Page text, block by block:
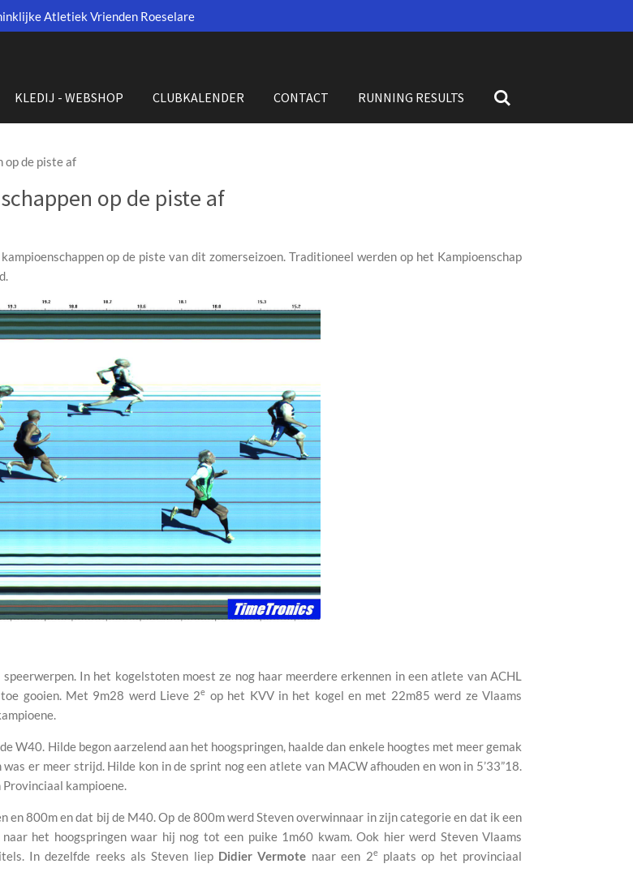
Atletiek Vrienden Roeselare
KLEDIJ - WEBSHOP CLUBKALENDER CONTACT RUNNING RESULTS
op de piste af
op de piste af
op de piste van dit zomerseizoen. Traditioneel werden op het Kampioenschap
In het kogelstoten moest ze nog haar meerdere erkennen in een atlete van ACHL
gooien. Met 9m28 werd Lieve 2e op het KVV in het kogel en met 22m85 werd ze Vlaams
W40. Hilde begon aarzelend aan het hoogspringen, haalde dan enkele hoogtes met meer gemak
er meer strijd. Hilde kon in de sprint nog een atlete van MACW afhouden en won in 5’33”18.
kampioene.
en 800m en dat bij de M40. Op de 800m werd Steven overwinnaar in zijn categorie en dat ik een
het hoogspringen waar hij nog tot een puike 1m60 kwam. Ook hier werd Steven Vlaams
In dezelfde reeks als Steven liep Didier Vermote naar een 2eplaats op het provinciaal